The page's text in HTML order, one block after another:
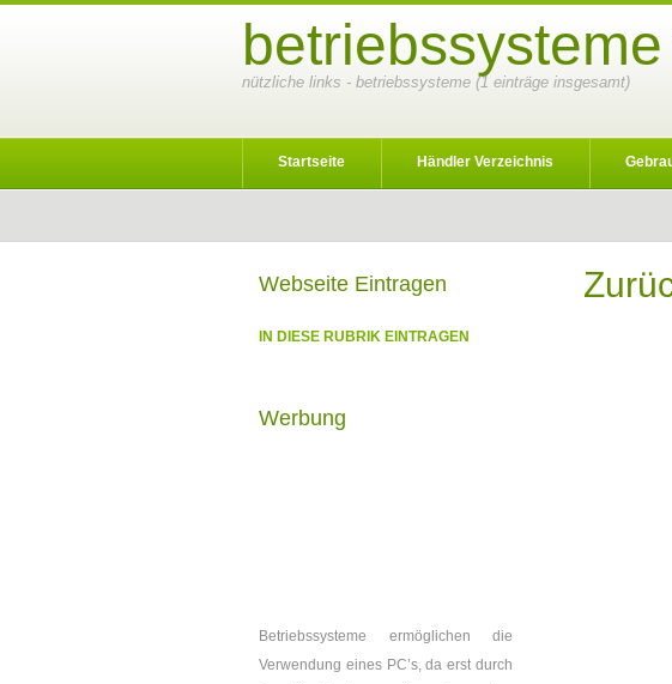
nützliche links - betriebssysteme (1 einträge insgesamt)
Startseite Händler Verzeichnis
Webseite Eintragen
IN DIESE RUBRIK EINTRAGEN
Werbung
Betriebssysteme ermöglichen die
Verwendung eines PC’s, da erst durch